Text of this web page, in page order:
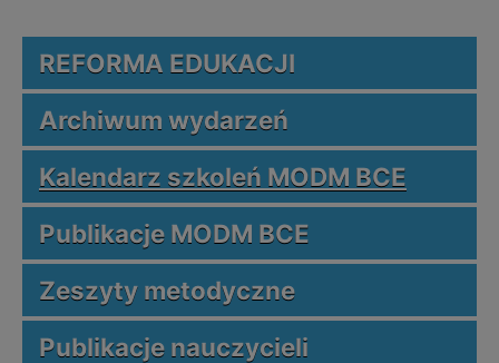
REFORMA EDUKACJI
Archiwum wydarzeń
Kalendarz szkoleń MODM BCE
Publikacje MODM BCE
Zeszyty metodyczne
Publikacje nauczycieli